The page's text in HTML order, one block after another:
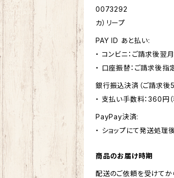
0073292
カ）リープ
PAY ID あと払い:
・ コンビニ：ご請求後翌
・ 口座振替：ご請求後指
銀行振込決済（ご請求後
・ 支払い手数料：360円（
PayPay決済:
・ ショップにて発送処理
商品のお届け時期
配送のご依頼を受けてか